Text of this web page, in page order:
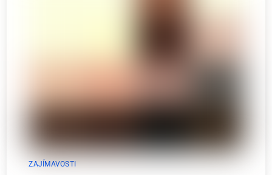
ZAJÍMAVOSTI